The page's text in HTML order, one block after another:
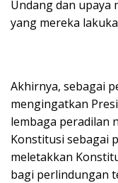
Undang dan upaya
yang mereka
Akhirnya, sebagai
mengingatkan
lembaga peradilan
Konstitusi sebagai
meletakkan
bagi perlindungan